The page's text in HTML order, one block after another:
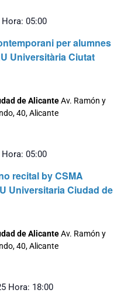
per alumnes
Universitària Ciutat
Hora: 05:00
de AlicanteAv. Ramón y
40, Alicante
recital by CSMA
Universitaria Ciudad de
Hora: 05:00
de AlicanteAv. Ramón y
40, Alicante
Hora: 18:00